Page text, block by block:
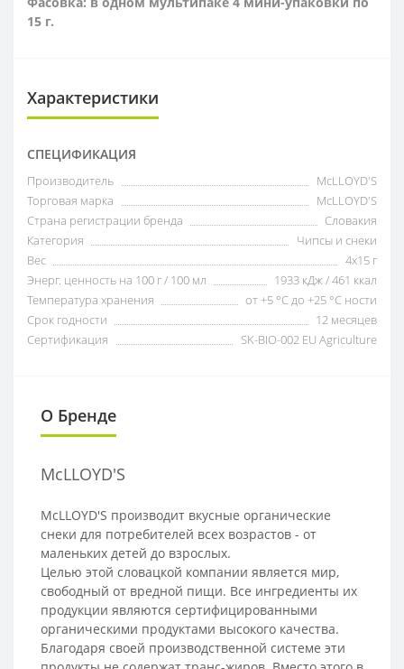
15 г.
Характеристики
СПЕЦИФИКАЦИЯ
Производитель
McLLOYD'S
Торговая марка
McLLOYD'S
Страна регистрации бренда
Словакия
Категория
Чипсы и снеки
Вес
4x15 г
Энерг. ценность на 100 г / 100 мл
1933 кДж / 461 ккал
Температура хранения
от +5 °C до +25 °C ности
Срок годности
12 месяцев
Сертификация
SK-BIO-002 EU Agriculture
О Бренде
McLLOYD'S
McLLOYD'S производит вкусные органические
снеки для потребителей всех возрастов - от
маленьких детей до взрослых.
Целью этой словацкой компании является мир,
свободный от вредной пищи. Все ингредиенты их
продукции являются сертифицированными
органическими продуктами высокого качества.
Благодаря своей производственной системе эти